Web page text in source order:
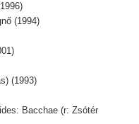
(1994)
(1993)
Bacchae (r: Zsótér